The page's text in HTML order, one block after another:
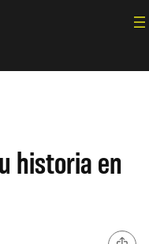
historia en